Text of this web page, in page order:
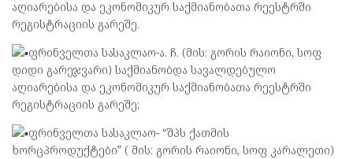
აღიარებისა და ეკონომიკურ საქმიანობათა რეესტრში
რეგისტრაციის გარეშე.
ფრინველთა სასაკლაო-ა. ჩ. (მის: გორის რაიონი, სოფ
დიდი გარეჯვარი) საქმიანობდა სავალდებულო
აღიარებისა და ეკონომიკურ საქმიანობათა რეესტრში
რეგისტრაციის გარეშე;
ფრინველთა სასაკლაო- “შპს ქათმის
ხორცპროდუქტები” ( მის: გორის რაიონი, სოფ კარალეთი)